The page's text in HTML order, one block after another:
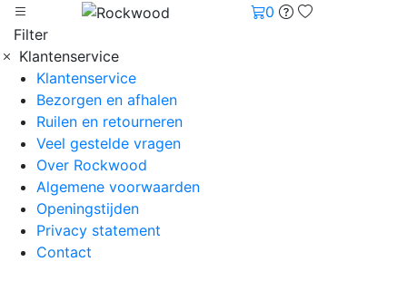
0
Filter
Klantenservice
Klantenservice
Bezorgen en afhalen
Ruilen en retourneren
Veel gestelde vragen
Over Rockwood
Algemene voorwaarden
Openingstijden
Privacy statement
Contact